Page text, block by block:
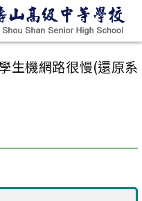
生機網路很慢(還原系